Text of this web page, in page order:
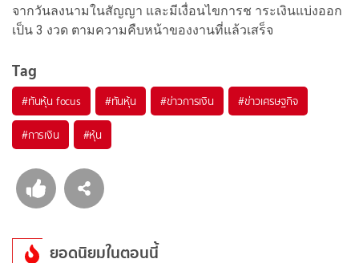
จากวันลงนามในสัญญา และมีเงื่อนไขการช าระเงินแบ่งออก
เป็น 3 งวด ตามความคืบหน้าของงานที่แล้วเสร็จ
Tag
#ทันหุ้น focus #ทันหุ้น #ข่าวการเงิน #ข่าวเศรษฐกิจ
#การเงิน #หุ้น
ยอดนิยมในตอนนี้